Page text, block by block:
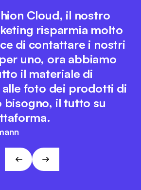
dei dati di prodotto
ERP con Fashion
notevolmente i
interni. Ora
immagini dei singoli
il che semplifica
la rendicontazione
della catena di negozi tedesca
Cloud, il nostro
risparmia molto
di contattare i nostri
uno, ora abbiamo
il materiale di
alle foto dei prodotti di
bisogno, il tutto su
e di quello della
innovativa alla base
favorisce una
fluida tra tutti gli
per ottimizzare i
Allo stesso tempo,
Cloud mantiene il
orientato al cliente e
approccio è in linea
e gli obiettivi di L&T!